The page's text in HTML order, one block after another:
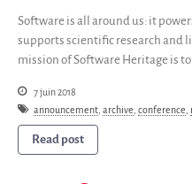
Software is all around us: it
supports scientific research and
mission of Software Heritage is
7 juin 2018
announcement archive conference
Read post